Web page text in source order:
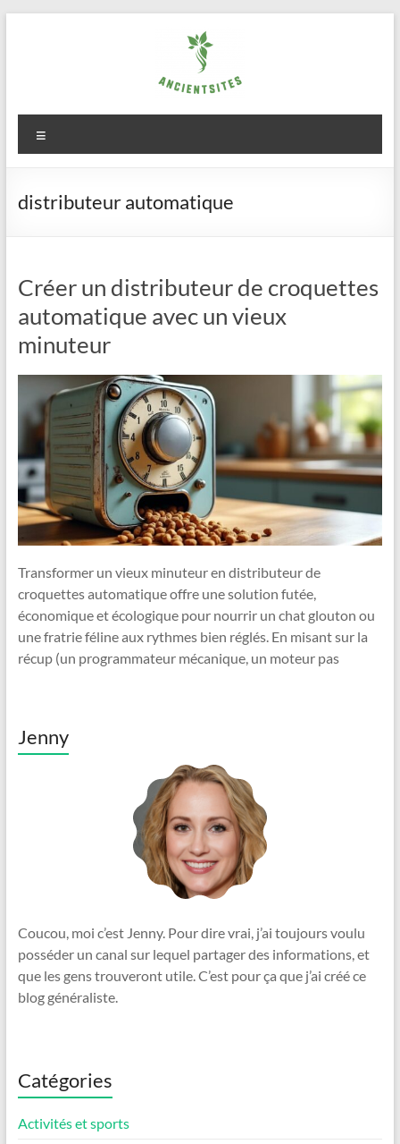
ancientsites.eu
distributeur automatique
Créer un distributeur de croquettes
automatique avec un vieux
minuteur
Transformer un vieux minuteur en distributeur de
croquettes automatique offre une solution futée,
économique et écologique pour nourrir un chat glouton ou
une fratrie féline aux rythmes bien réglés. En misant sur la
récup (un programmateur mécanique, un moteur pas
Jenny
Coucou, moi c’est Jenny. Pour dire vrai, j’ai toujours voulu
posséder un canal sur lequel partager des informations, et
que les gens trouveront utile. C’est pour ça que j’ai créé ce
blog généraliste.
Catégories
Activités et sports